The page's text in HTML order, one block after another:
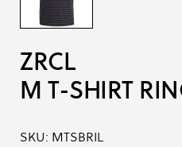
ZRCL
M T-SHIRT
SKU: MTSBRIL